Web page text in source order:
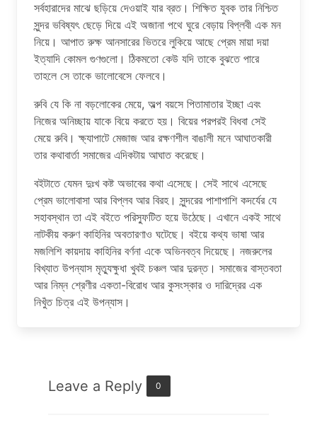
সর্বহারাদের মাঝে ছড়িয়ে দেওয়াই যার ব্রত। শিক্ষিত যুবক তার নিশ্চিত
সুন্দর ভবিষ্যৎ ছেড়ে দিয়ে এই অজানা পথে ঘুরে বেড়ায় বিপ্লবী এক মন
নিয়ে। আপাত রুক্ষ আনসারের ভিতরে লুকিয়ে আছে প্রেম মায়া দয়া
ইত্যাদি কোমল গুণগুলো। ঠিকমতো কেউ যদি তাকে বুঝতে পারে
তাহলে সে তাকে ভালোবেসে ফেলবে।
রুবি যে কি না বড়লোকের মেয়ে, অল্প বয়সে পিতামাতার ইচ্ছা এবং
নিজের অনিচ্ছায় যাকে বিয়ে করতে হয়। বিয়ের পরপরই বিধবা সেই
মেয়ে রুবি। ক্ষ্যাপাটে মেজাজ আর রক্ষণশীল বাঙালী মনে আঘাতকারী
তার কথাবার্তা সমাজের এদিকটায় আঘাত করেছে।
বইটাতে যেমন দুঃখ কষ্ট অভাবের কথা এসেছে। সেই সাথে এসেছে
প্রেম ভালোবাসা আর বিপ্লব আর বিরহ। সুন্দরের পাশাপাশি কদর্যের যে
সহাবস্থান তা এই বইতে পরিস্ফুটিত হয়ে উঠেছে। এখানে একই সাথে
নাটকীয় করুণ কাহিনির অবতারণাও ঘটেছে। বইয়ে কথ্য ভাষা আর
মজলিশি কায়দায় কাহিনির বর্ণনা একে অভিনবত্ব দিয়েছে। নজরুলের
বিখ্যাত উপন্যাস মৃত্যুক্ষুধা খুবই চঞ্চল আর দুরন্ত। সমাজের বাস্তবতা
আর নিম্ন শ্রেণীর একতা-বিরোধ আর কুসংস্কার ও দারিদ্রের এক
নিখুঁত চিত্র এই উপন্যাস।
Leave a Reply 0